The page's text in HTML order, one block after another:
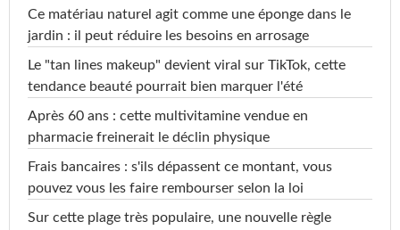
Ce matériau naturel agit comme une éponge dans le
jardin : il peut réduire les besoins en arrosage
Le "tan lines makeup" devient viral sur TikTok, cette
tendance beauté pourrait bien marquer l'été
Après 60 ans : cette multivitamine vendue en
pharmacie freinerait le déclin physique
Frais bancaires : s'ils dépassent ce montant, vous
pouvez vous les faire rembourser selon la loi
Sur cette plage très populaire, une nouvelle règle